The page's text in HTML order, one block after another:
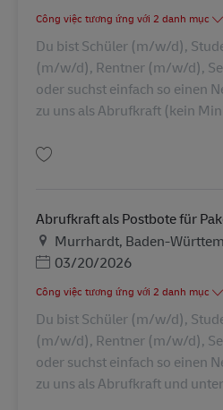
Công việc tương ứng với 2 danh mục
Du bist Schüler (m/w/d),
(m/w/d), Rentner (m/w/d),
oder suchst einfach so einen
zu uns als Abrufkraft (kein
Abrufkraft als Postbote für
Địa điểm
Murrhardt, Baden-
Posted Date
03/20/2026
Công việc tương ứng với 2 danh mục
Du bist Schüler (m/w/d),
(m/w/d), Rentner (m/w/d),
oder suchst einfach so einen
zu uns als Abrufkraft und